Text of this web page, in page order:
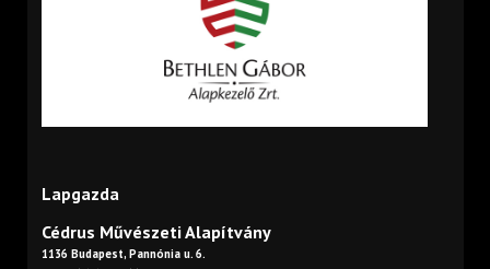
Lapgazda
Cédrus Művészeti Alapítvány
1136 Budapest, Pannónia u. 6.